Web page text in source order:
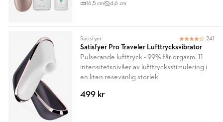
16,5 cm 4,6 cm
241
Satisfyer
Satisfyer Pro Traveler Lufttrycksvibrator
Pulserande lufttryck - 99% får orgasm. 11
intensitetsnivåer av lufttrycksstimulering i
en liten resevänlig storlek.
499 kr